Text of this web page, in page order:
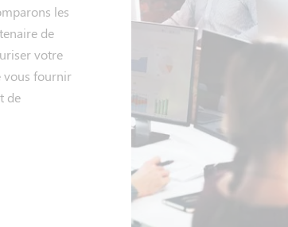
les
de
votre
vous fournir
de